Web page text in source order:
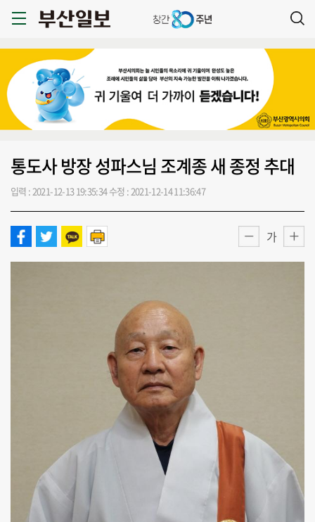
통도사 방장 성파스님 조계종 새 종정 추대
입력 : 2021-12-13 19:35:34수정 : 2021-12-14 11:36:47
가